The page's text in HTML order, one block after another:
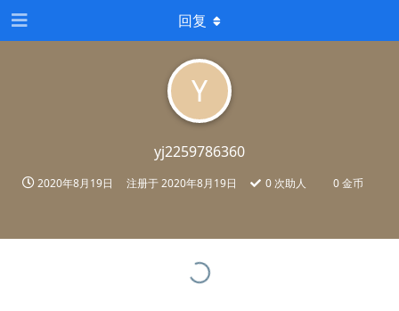
Y
yj2259786360
2020年8月19日 注册于2020年8月19日 0 次助人 0 金币
回复